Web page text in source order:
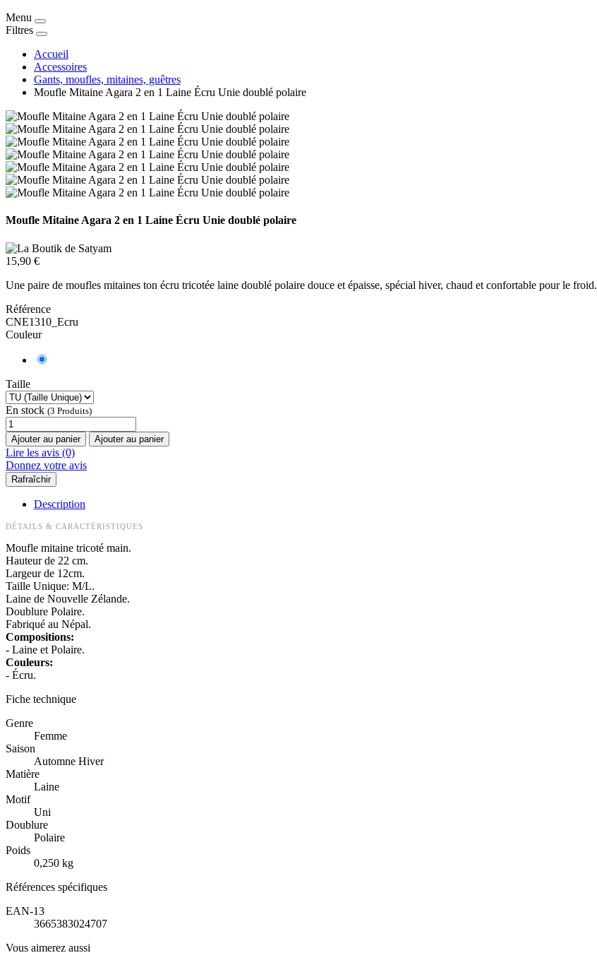
Menu
Filtres
Accueil
Accessoires
Gants, moufles, mitaines, guêtres
Moufle Mitaine Agara 2 en 1 Laine Écru Unie doublé polaire
Moufle Mitaine Agara 2 en 1 Laine Écru Unie doublé polaire
15,90 €
Une paire de moufles mitaines ton écru tricotée laine doublé polaire douce et épaisse, spécial hiver, chaud et confortable pour le froid.
Référence
CNE1310_Ecru
Couleur
Taille
En stock (3 Produits)
Ajouter au panier Ajouter au panier
Lire les avis (0)
Donnez votre avis
Description
DÉTAILS & CARACTÉRISTIQUES
Moufle mitaine tricoté main.
Hauteur de 22 cm.
Largeur de 12cm.
Taille Unique: M/L.
Laine de Nouvelle Zélande.
Doublure Polaire.
Fabriqué au Népal.
Compositions:
- Laine et Polaire.
Couleurs:
- Écru.
Fiche technique
Genre
Femme
Saison
Automne Hiver
Matière
Laine
Motif
Uni
Doublure
Polaire
Poids
0,250 kg
Références spécifiques
EAN-13
3665383024707
Vous aimerez aussi